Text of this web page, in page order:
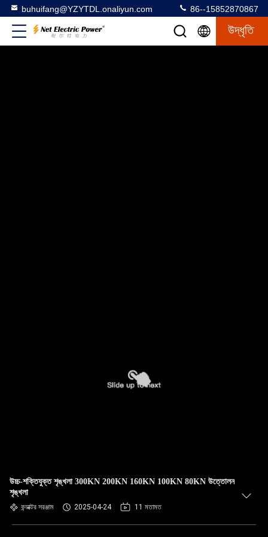
buhuifang@YZYTDL.onaliyun.com 86--15852870867
উদ্ধৃতি
উচ্চ-শক্তিযুক্ত শৃঙ্খলা 300KN 200KN 160KN 100KN 80KN উত্তোলন
শৃঙ্খলা
কন্ডাক্টর সরঞ্জাম 2025-04-24 11 মতামত